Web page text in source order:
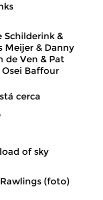
Schilderink &
Meijer & Danny
de Ven & Pat
Baffour
cerca
of sky
(foto)